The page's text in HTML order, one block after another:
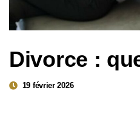
19 février 2026